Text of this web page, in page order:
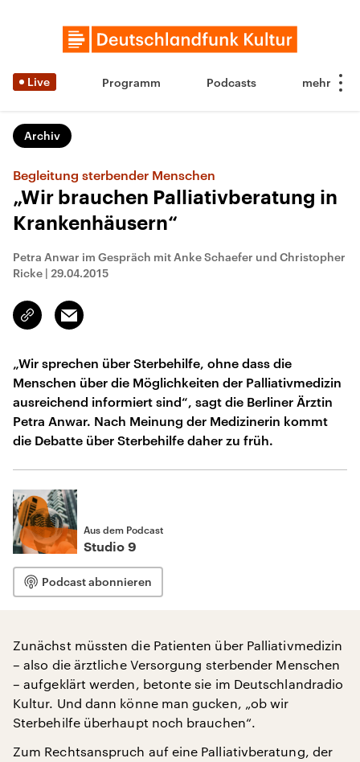
Live Programm Podcasts
Archiv
Begleitung sterbender Menschen
„Wir brauchen Palliativberatung in
Krankenhäusern“
Petra Anwar im Gespräch mit Anke Schaefer und Christopher
Ricke | 29.04.2015
Link
kopieren/teilen
Email
„Wir sprechen über Sterbehilfe, ohne dass die
Menschen über die Möglichkeiten der Palliativmedizin
ausreichend informiert sind“, sagt die Berliner Ärztin
Petra Anwar. Nach Meinung der Medizinerin kommt
die Debatte über Sterbehilfe daher zu früh.
Aus dem Podcast
Studio 9
Podcast abonnieren
Zunächst müssten die Patienten über Palliativmedizin
– also die ärztliche Versorgung sterbender Menschen
– aufgeklärt werden, betonte sie im Deutschlandradio
Kultur. Und dann könne man gucken, „ob wir
Sterbehilfe überhaupt noch brauchen“.
Zum Rechtsanspruch auf eine Palliativberatung, der